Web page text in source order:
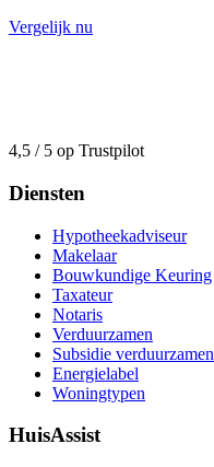
Vergelijk nu
4,5 / 5 op Trustpilot
Diensten
Hypotheekadviseur
Makelaar
Bouwkundige Keuring
Taxateur
Notaris
Verduurzamen
Subsidie verduurzamen
Energielabel
Woningtypen
HuisAssist